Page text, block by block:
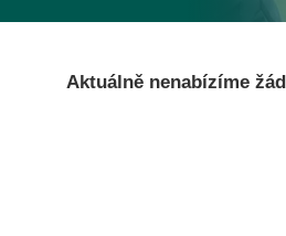
Aktuálně nenabízíme